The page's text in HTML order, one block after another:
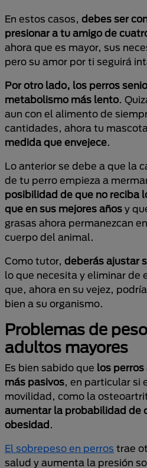
En estos casos, debes ser
presionar a tu amigo de
ahora que es mayor, sus
pero su amor por ti seguirá
Por otro lado, los perros
metabolismo más lento.
aun con el alimento de
cantidades, ahora tu mascota
medida que envejece.
Lo anterior se debe a que la
de tu perro empieza a
posibilidad de que no reciba
que en sus mejores años y
grasas ahora permanezcan
cuerpo del animal.
Como tutor, deberás ajustar
lo que necesita y eliminar de
que, ahora en su vejez,
bien a su organismo.
Problemas de
adultos mayores
Es bien sabido que los
más pasivos, en particular si
movilidad, como la
aumentar la probabilidad de
obesidad.
El sobrepeso en perros trae
salud y aumenta la presión